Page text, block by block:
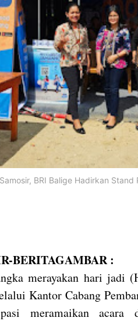
BRI Balige Hadirkan
BERITAGAMBAR :
merayakan hari jadi
Kantor Cabang
meramaikan acara